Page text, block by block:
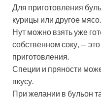
Для приготовления
курицы или другое мясо.
Нут можно взять уже
собственном соку, —
приготовления.
Специи и пряности
вкусу.
При желании в бульон